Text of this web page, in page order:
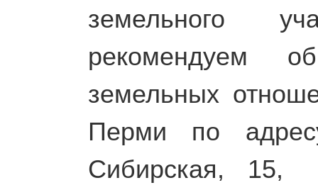
земельного
рекомендуем
земельных
Перми по
Сибирская, 15,